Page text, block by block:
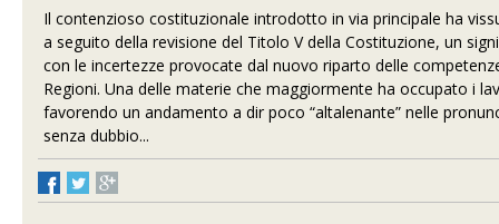
Il contenzioso costituzionale introdotto in via principale ha
a seguito della revisione del Titolo V della Costituzione, un
con le incertezze provocate dal nuovo riparto delle
Regioni. Una delle materie che maggiormente ha occupato i
favorendo un andamento a dir poco “altalenante” nelle
senza dubbio...